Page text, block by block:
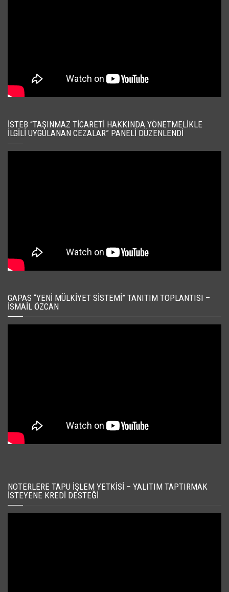
İSTEB “TAŞINMAZ TICARETI HAKKINDA YÖNETMELIKLE
İLGILI UYGULANAN CEZALAR” PANELI DÜZENLENDI
GAPAS “YENI MÜLKIYET SISTEMI” TANITIM TOPLANTISI –
İSMAIL ÖZCAN
NOTERLERE TAPU İŞLEM YETKISI – YALITIM TAPTIRMAK
İSTEYENE KREDI DESTEĞI